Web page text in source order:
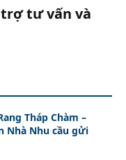
tư vấn và
Tháp Chàm –
Nhà Nhu cầu gửi